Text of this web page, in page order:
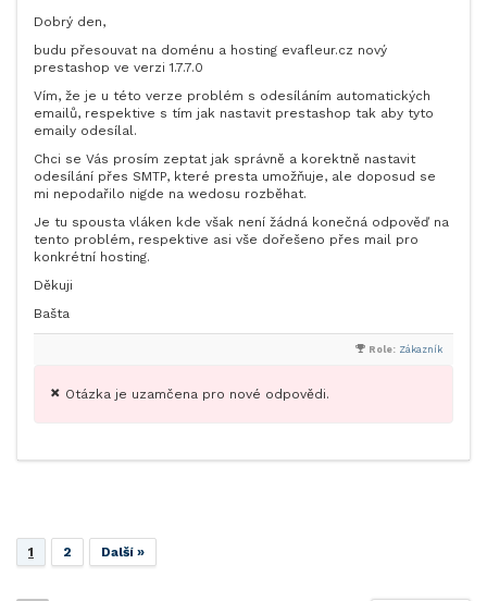
Dobrý den,
budu přesouvat na doménu a hosting evafleur.cz nový
prestashop ve verzi 1.7.7.0
Vím, že je u této verze problém s odesíláním automatických
emailů, respektive s tím jak nastavit prestashop tak aby tyto
emaily odesílal.
Chci se Vás prosím zeptat jak správně a korektně nastavit
odesílání přes SMTP, které presta umožňuje, ale doposud se
mi nepodařilo nigde na wedosu rozběhat.
Je tu spousta vláken kde však není žádná konečná odpověď na
tento problém, respektive asi vše dořešeno přes mail pro
konkrétní hosting.
Děkuji
Bašta
Role: Zákazník
Otázka je uzamčena pro nové odpovědi.
1 2 Další »